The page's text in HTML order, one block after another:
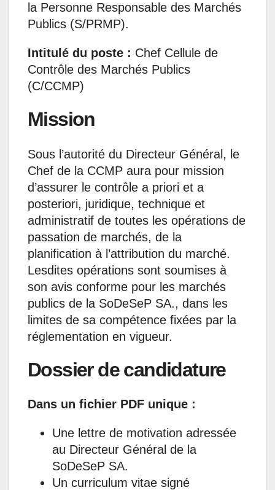
la Personne Responsable des Marchés
Publics (S/PRMP).
Intitulé du poste : Chef Cellule de
Contrôle des Marchés Publics
(C/CCMP)
Mission
Sous l’autorité du Directeur Général, le
Chef de la CCMP aura pour mission
d’assurer le contrôle a priori et a
posteriori, juridique, technique et
administratif de toutes les opérations de
passation de marchés, de la
planification à l’attribution du marché.
Lesdites opérations sont soumises à
son avis conforme pour les marchés
publics de la SoDeSeP SA., dans les
limites de sa compétence fixées par la
réglementation en vigueur.
Dossier de candidature
Dans un fichier PDF unique :
Une lettre de motivation adressée
au Directeur Général de la
SoDeSeP SA.
Un curriculum vitae signé